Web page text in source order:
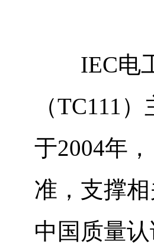
IEC电工
（TC111
于2004年
准，支撑
中国质量